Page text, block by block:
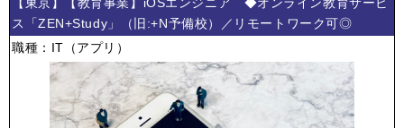
ス「ZEN+Study」（旧:+N予備校）／リモートワーク可◎
職種：IT（アプリ）